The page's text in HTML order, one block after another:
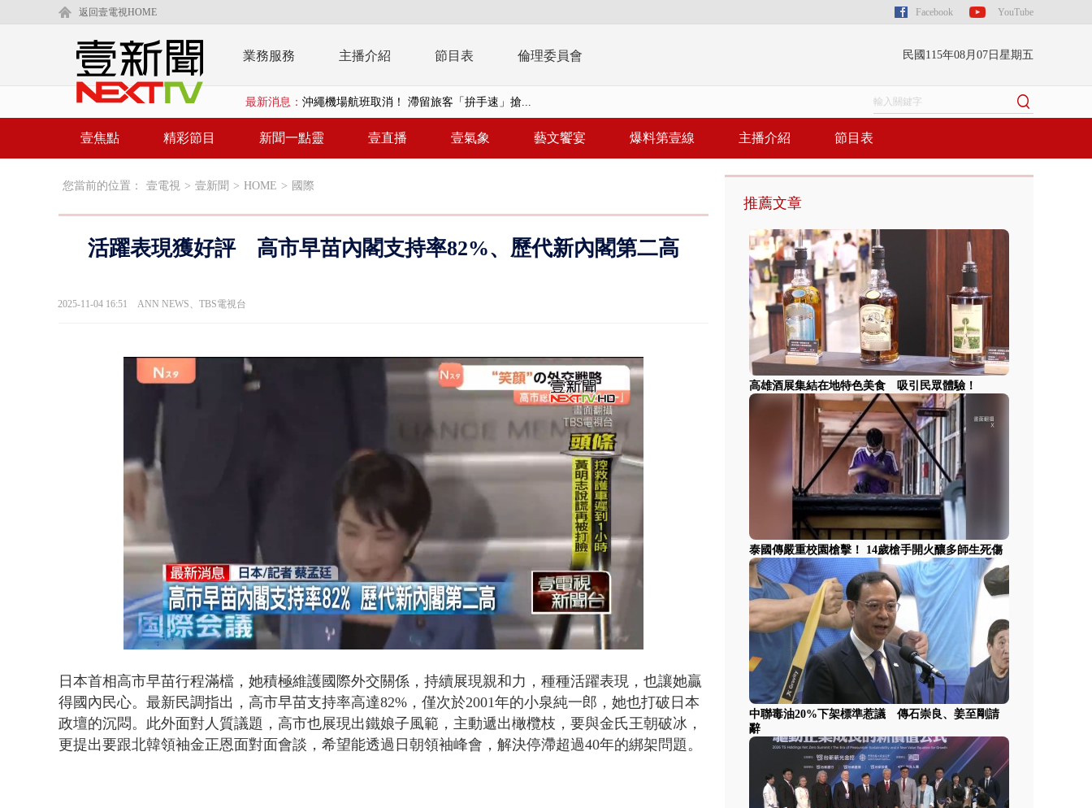
返回壹電視HOME Facebook YouTube
業務服務 主播介紹 節目表 倫理委員會 民國115年08月07日星期五
最新消息： 沖繩機場航班取消！ 滯留旅客「拚手速」搶...
泰國傳嚴重校園槍擊！ 14歲槍手開火釀多師...
父親節限定！ 「一鴨三吃」、「客家攪福」...
白海豚海警！ 雨彈將炸台中以北 不排除明...
壹焦點 精彩節目 新聞一點靈 壹直播 壹氣象 藝文饗宴 爆料第壹線 主播介紹 節目表
您當前的位置： 壹電視 > 壹新聞 > HOME > 國際
活躍表現獲好評 高市早苗內閣支持率82%、歷代新內閣第二高
2025-11-04 16:51 ANN NEWS、TBS電視台
Unmute Loaded
59.70%
日本首相高市早苗行程滿檔，她積極維護國際外交關係，持續展現親和力，種種活躍表現，也讓她贏
得國內民心。最新民調指出，高市早苗支持率高達82%，僅次於2001年的小泉純一郎，她也打破日本
政壇的沉悶。此外面對人質議題，高市也展現出鐵娘子風範，主動遞出橄欖枝，要與金氏王朝破冰，
更提出要跟北韓領袖金正恩面對面會談，希望能透過日朝領袖峰會，解決停滯超過40年的綁架問題。
推薦文章
高雄酒展集結在地特色美食 吸引民眾體驗！
泰國傳嚴重校園槍擊！ 14歲槍手開火釀多師生死傷
中聯毒油20%下架標準惹議 傳石崇良、姜至剛請
辭